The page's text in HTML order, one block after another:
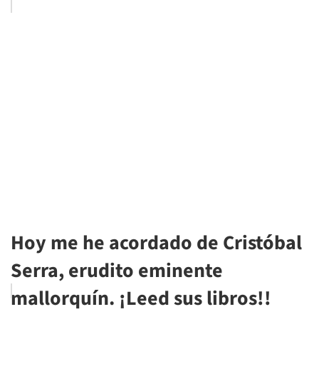
Hoy me he acordado de Cristóbal
Serra, erudito eminente
mallorquín. ¡Leed sus libros!!